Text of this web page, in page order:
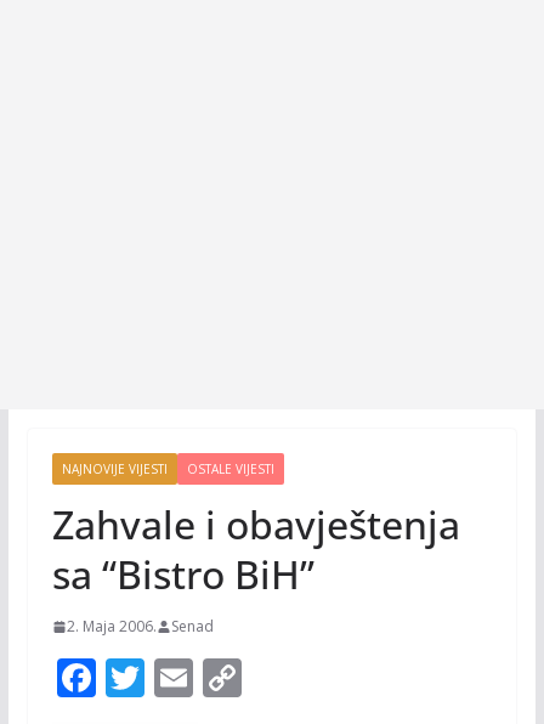
NAJNOVIJE VIJESTI OSTALE VIJESTI
Zahvale i obavještenja
sa “Bistro BiH”
2. Maja 2006. Senad
F T E C